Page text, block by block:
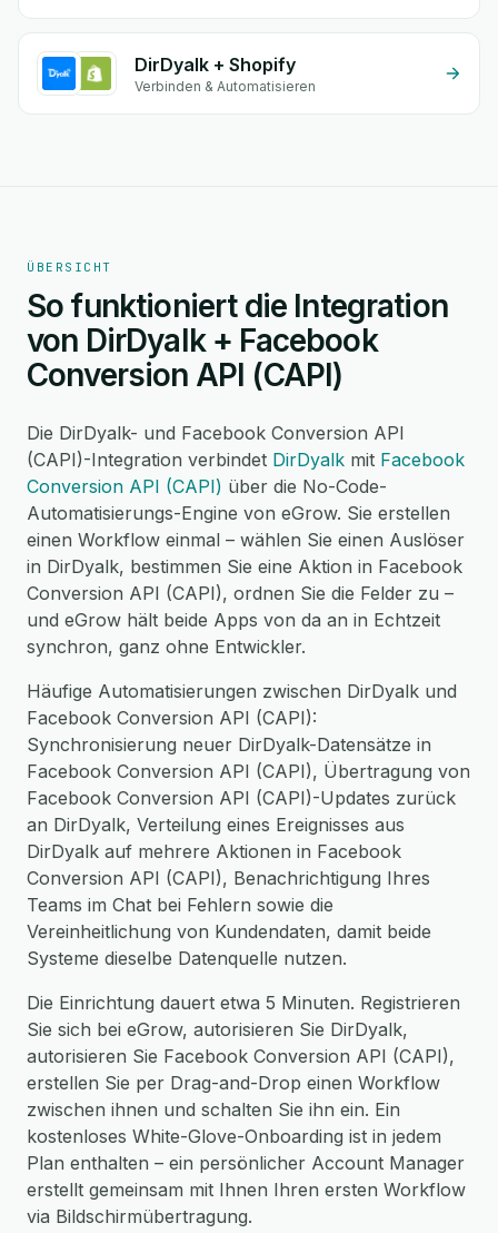
DirDyalk + Shopify
Verbinden & Automatisieren
ÜBERSICHT
So funktioniert die Integration
von DirDyalk + Facebook
Conversion API (CAPI)
Die DirDyalk- und Facebook Conversion API
(CAPI)-Integration verbindet DirDyalk mit Facebook
Conversion API (CAPI) über die No-Code-
Automatisierungs-Engine von eGrow. Sie erstellen
einen Workflow einmal – wählen Sie einen Auslöser
in DirDyalk, bestimmen Sie eine Aktion in Facebook
Conversion API (CAPI), ordnen Sie die Felder zu –
und eGrow hält beide Apps von da an in Echtzeit
synchron, ganz ohne Entwickler.
Häufige Automatisierungen zwischen DirDyalk und
Facebook Conversion API (CAPI):
Synchronisierung neuer DirDyalk-Datensätze in
Facebook Conversion API (CAPI), Übertragung von
Facebook Conversion API (CAPI)-Updates zurück
an DirDyalk, Verteilung eines Ereignisses aus
DirDyalk auf mehrere Aktionen in Facebook
Conversion API (CAPI), Benachrichtigung Ihres
Teams im Chat bei Fehlern sowie die
Vereinheitlichung von Kundendaten, damit beide
Systeme dieselbe Datenquelle nutzen.
Die Einrichtung dauert etwa 5 Minuten. Registrieren
Sie sich bei eGrow, autorisieren Sie DirDyalk,
autorisieren Sie Facebook Conversion API (CAPI),
erstellen Sie per Drag-and-Drop einen Workflow
zwischen ihnen und schalten Sie ihn ein. Ein
kostenloses White-Glove-Onboarding ist in jedem
Plan enthalten – ein persönlicher Account Manager
erstellt gemeinsam mit Ihnen Ihren ersten Workflow
via Bildschirmübertragung.